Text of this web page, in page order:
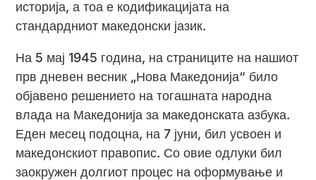
историја, а тоа е кодификацијата на
стандардниот македонски јазик.
На 5 мај 1945 година, на страниците на нашиот
прв дневен весник „Нова Македонија“ било
објавено решението на тогашната народна
влада на Македонија за македонската азбука.
Еден месец подоцна, на 7 јуни, бил усвоен и
македонскиот правопис. Со овие одлуки бил
заокружен долгиот процес на оформување и